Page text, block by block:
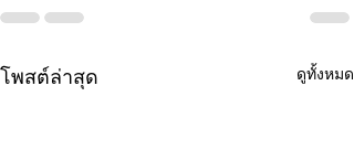
โพสต์ล่าสุด ดูทั้งหมด